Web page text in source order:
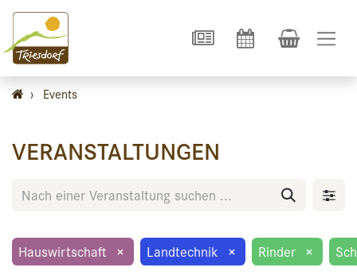
› Events
VERANSTALTUNGEN
Hauswirtschaft × Landtechnik × Rinder ×